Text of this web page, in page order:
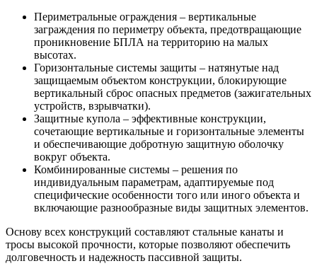
Периметральные ограждения – вертикальные
заграждения по периметру объекта, предотвращающие
проникновение БПЛА на территорию на малых
высотах.
Горизонтальные системы защиты – натянутые над
защищаемым объектом конструкции, блокирующие
вертикальный сброс опасных предметов (зажигательных
устройств, взрывчатки).
Защитные купола – эффективные конструкции,
сочетающие вертикальные и горизонтальные элементы
и обеспечивающие добротную защитную оболочку
вокруг объекта.
Комбинированные системы – решения по
индивидуальным параметрам, адаптируемые под
специфические особенности того или иного объекта и
включающие разнообразные виды защитных элементов.
Основу всех конструкций составляют стальные канаты и
тросы высокой прочности, которые позволяют обеспечить
долговечность и надежность пассивной защиты.